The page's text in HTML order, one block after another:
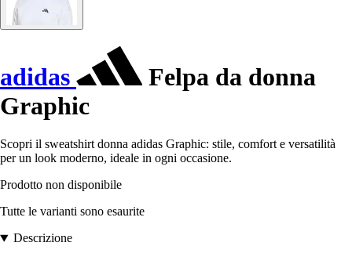
adidas
Felpa da donna
Graphic
Scopri il sweatshirt donna adidas Graphic: stile, comfort e versatilità
per un look moderno, ideale in ogni occasione.
Prodotto non disponibile
Tutte le varianti sono esaurite
Descrizione